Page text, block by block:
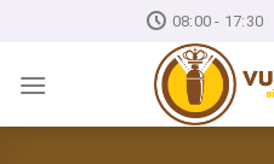
content
08:00 - 17:30